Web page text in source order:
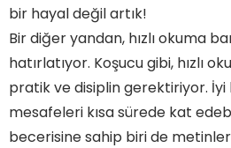
bir hayal değil artık!
Bir diğer yandan, hızlı okuma
hatırlatıyor. Koşucu gibi, hızlı
pratik ve disiplin gerektiriyor. İyi
mesafeleri kısa sürede kat
becerisine sahip biri de